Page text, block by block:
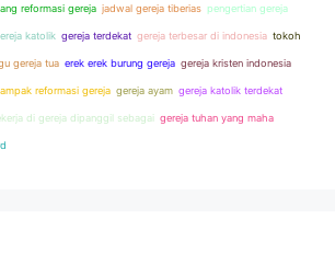
reformasi gereja jadwal gereja tiberias pengertian gereja
katolik gereja terdekat gereja terbesar di indonesia tokoh
gereja tua erek erek burung gereja gereja kristen indonesia
reformasi gereja gereja ayam gereja katolik terdekat
di gereja dipanggil sebagai gereja tuhan yang maha